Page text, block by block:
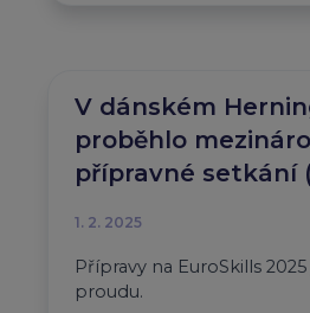
V dánském
proběhlo
přípravné setkání
1. 2. 2025
Přípravy na EuroSkills
proudu.